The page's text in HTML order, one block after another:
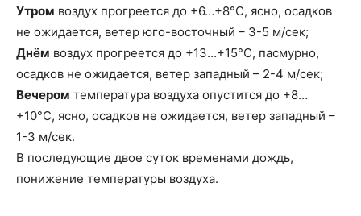
Утром воздух прогреется до +6…+8°C, ясно, осадков
не ожидается, ветeр юго-восточный – 3-5 м/сек;
Днём воздух прогреется до +13…+15°C, пасмурно,
осадков не ожидается, ветeр западный – 2-4 м/сек;
Вечером температура воздуха опустится до +8…
+10°C, ясно, осадков не ожидается, ветeр западный –
1-3 м/сек.
В последующие двое суток временами дождь,
понижение температуры воздуха.